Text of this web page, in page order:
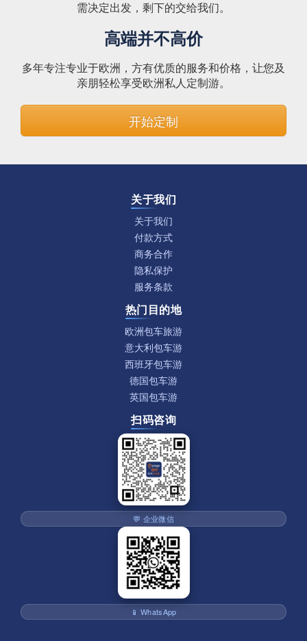
需决定出发，剩下的交给我们。
高端并不高价
多年专注专业于欧洲，方有优质的服务和价格，让您及
亲朋轻松享受欧洲私人定制游。
开始定制
关于我们
关于我们
付款方式
商务合作
隐私保护
服务条款
热门目的地
欧洲包车旅游
意大利包车游
西班牙包车游
德国包车游
英国包车游
扫码咨询
💬 企业微信
📱 WhatsApp